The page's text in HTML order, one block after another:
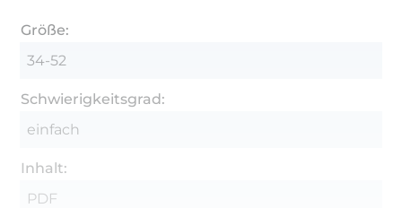
Größe:
34-52
Schwierigkeitsgrad:
einfach
Inhalt:
PDF